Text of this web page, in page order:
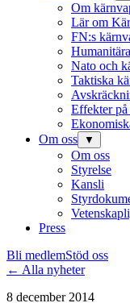
Om
Lär om
FN:s
Nato och
Taktiska
Effekter
Om oss
▼
Om oss
Styrelse
Kansli
Press
Bli medlemStöd oss
← Alla nyheter
8 december 2014